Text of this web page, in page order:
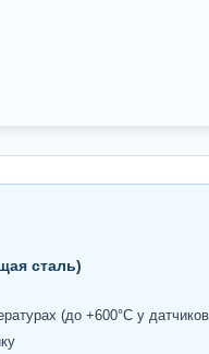
сталь)
(до +600°С у